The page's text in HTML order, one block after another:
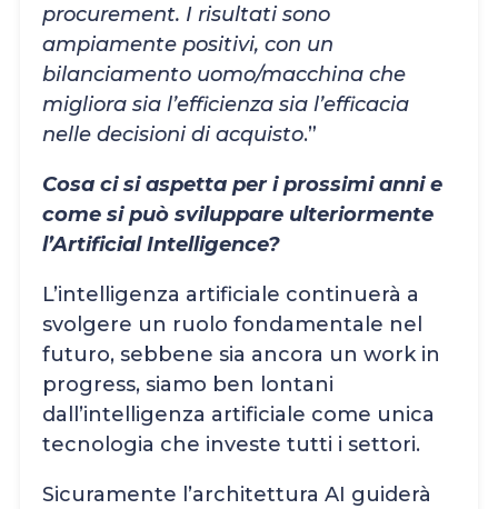
procurement. I risultati sono
ampiamente positivi, con un
bilanciamento uomo/macchina che
migliora sia l’efficienza sia l’efficacia
nelle decisioni di acquisto.”
Cosa ci si aspetta per i prossimi anni e
come si può sviluppare ulteriormente
l’Artificial Intelligence?
L’intelligenza artificiale continuerà a
svolgere un ruolo fondamentale nel
futuro, sebbene sia ancora un work in
progress, siamo ben lontani
dall’intelligenza artificiale come unica
tecnologia che investe tutti i settori.
Sicuramente l’architettura AI guiderà